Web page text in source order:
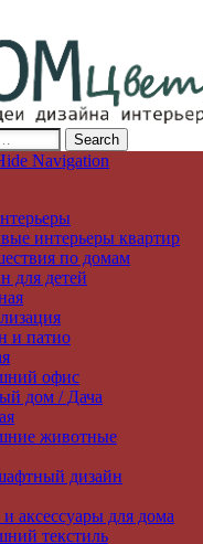
и ландшафта, декор и
Navigation
интерьеры квартир
по домам
для детей
и патио
офис
дом / Дача
животные
дизайн
аксессуары для дома
текстиль